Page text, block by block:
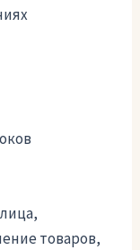
товаров,